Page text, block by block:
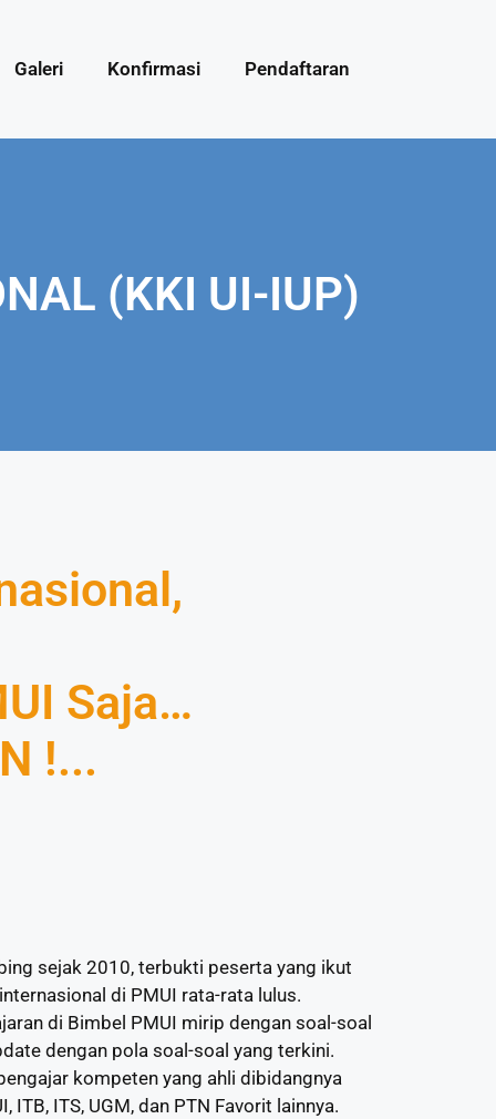
Galeri Konfirmasi Pendaftaran
(KKI UI-IUP)
Saja…
!...
sejak 2010, terbukti peserta yang ikut
di PMUI rata-rata lulus.
di Bimbel PMUI mirip dengan soal-soal
dengan pola soal-soal yang terkini.
kompeten yang ahli dibidangnya
ITB, ITS, UGM, dan PTN Favorit lainnya.